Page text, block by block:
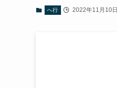
へ行 2022年11月10日